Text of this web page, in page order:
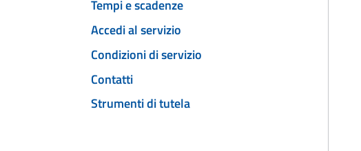
Tempi e scadenze
Accedi al servizio
Condizioni di servizio
Contatti
Strumenti di tutela